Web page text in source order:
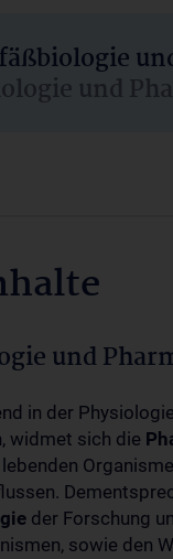
und
und
in der
widmet sich die
der Forschung
sowie den